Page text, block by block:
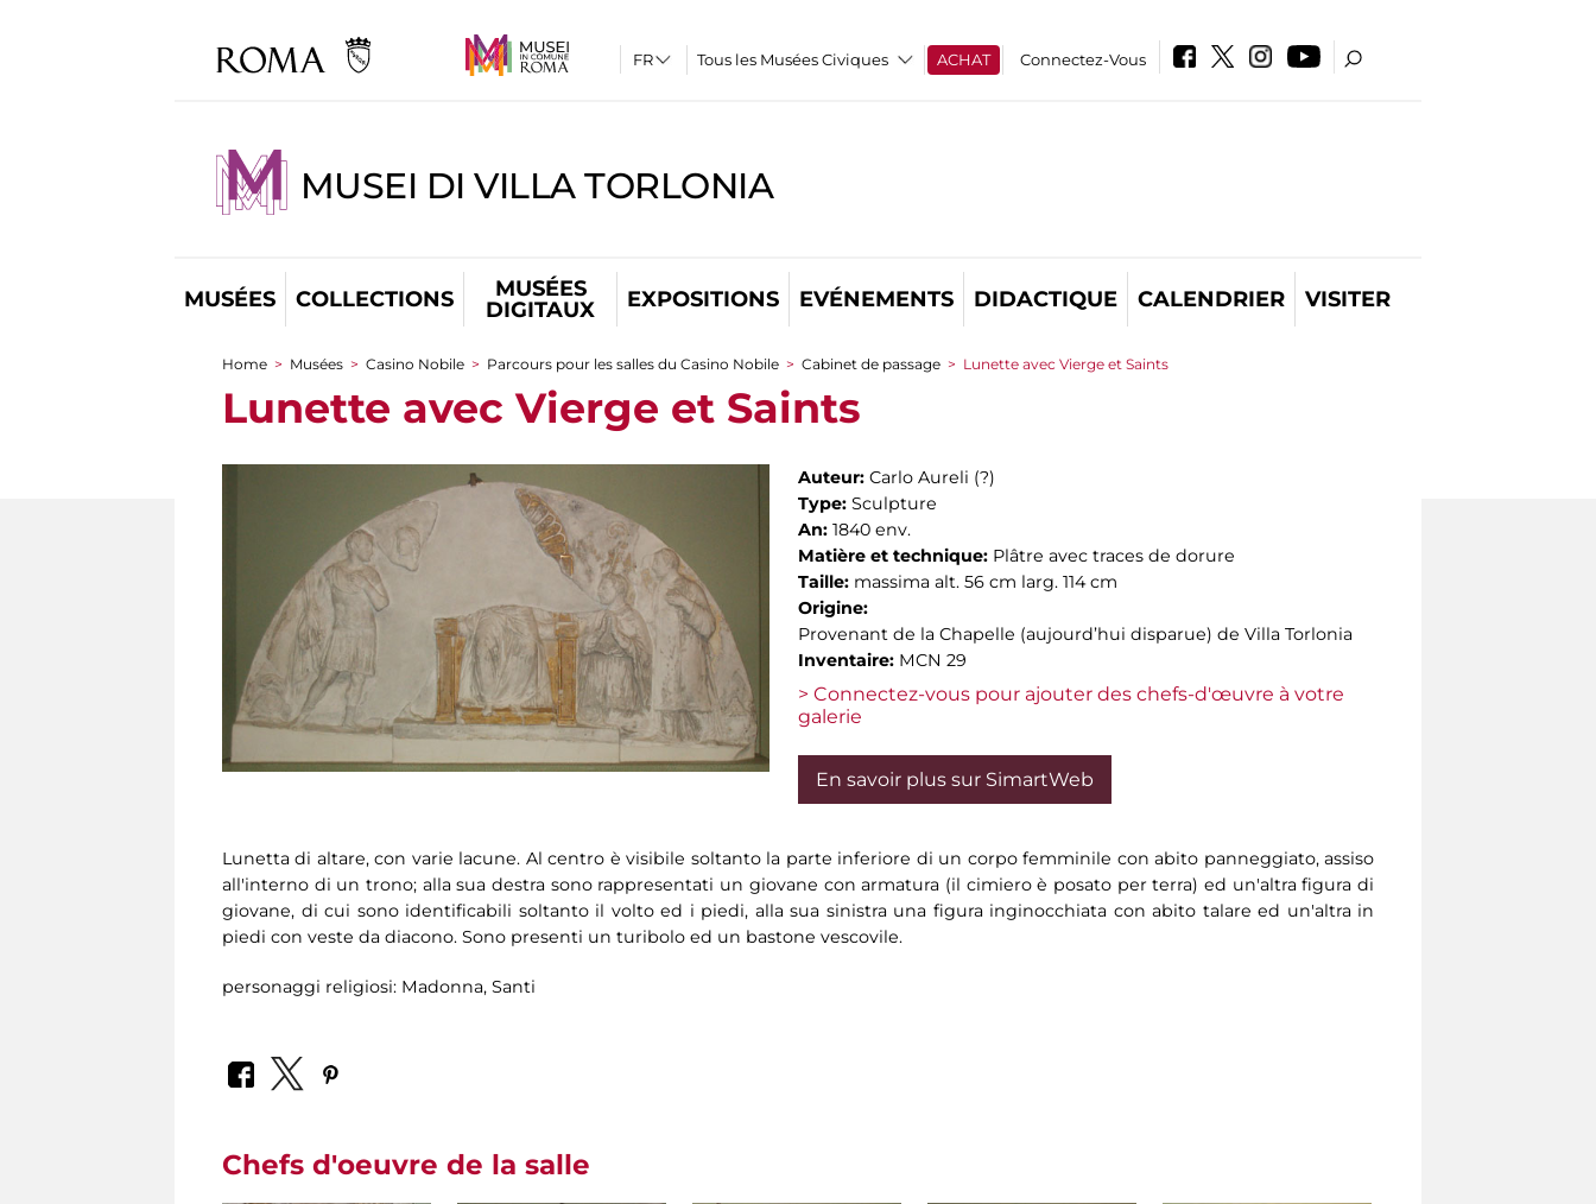
Tous les Musées Civiques ACHAT Connectez-Vous
MUSEI DI VILLA TORLONIA
MUSÉES COLLECTIONS
MUSÉES
DIGITAUX
EXPOSITIONS EVÉNEMENTS DIDACTIQUE CALENDRIER VISITER
You are here
Home > Musées > Casino Nobile > Parcours pour les salles du Casino Nobile > Cabinet de passage > Lunette avec Vierge et Saints
Lunette avec Vierge et Saints
Auteur: Carlo Aureli (?)
Type: Sculpture
An: 1840 env.
Matière et technique: Plâtre avec traces de dorure
Taille: massima alt. 56 cm larg. 114 cm
Origine:
Provenant de la Chapelle (aujourd’hui disparue) de Villa Torlonia
Inventaire: MCN 29
> Connectez-vous pour ajouter des chefs-d'œuvre à votre
galerie
En savoir plus sur SimartWeb
Lunetta di altare, con varie lacune. Al centro è visibile soltanto la parte inferiore di un corpo femminile con abito panneggiato, assiso
all'interno di un trono; alla sua destra sono rappresentati un giovane con armatura (il cimiero è posato per terra) ed un'altra figura di
giovane, di cui sono identificabili soltanto il volto ed i piedi, alla sua sinistra una figura inginocchiata con abito talare ed un'altra in
piedi con veste da diacono. Sono presenti un turibolo ed un bastone vescovile.
personaggi religiosi: Madonna, Santi
Chefs d'oeuvre de la salle